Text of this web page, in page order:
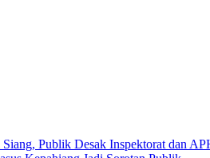
Publik Desak Inspektorat dan